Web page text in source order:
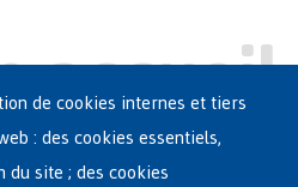
de cookies internes et tiers
: des cookies essentiels,
site ; des cookies